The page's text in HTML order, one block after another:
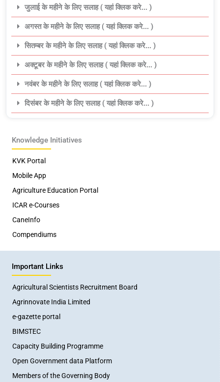
जुलाई के महीने के लिए सलाह ( यहां क्लिक करे... )
अगस्त के महीने के लिए सलाह ( यहां क्लिक करे... )
सितम्बर के महीने के लिए सलाह ( यहां क्लिक करे... )
अक्टूबर के महीने के लिए सलाह ( यहां क्लिक करे... )
नवंबर के महीने के लिए सलाह ( यहां क्लिक करे... )
दिसंबर के महीने के लिए सलाह ( यहां क्लिक करे... )
Knowledge Initiatives
KVK Portal
Mobile App
Agriculture Education Portal
ICAR e-Courses
CaneInfo
Compendiums
Important Links
Agricultural Scientists Recruitment Board
Agrinnovate India Limited
e-gazette portal
BIMSTEC
Capacity Building Programme
Open Government data Platform
Members of the Governing Body